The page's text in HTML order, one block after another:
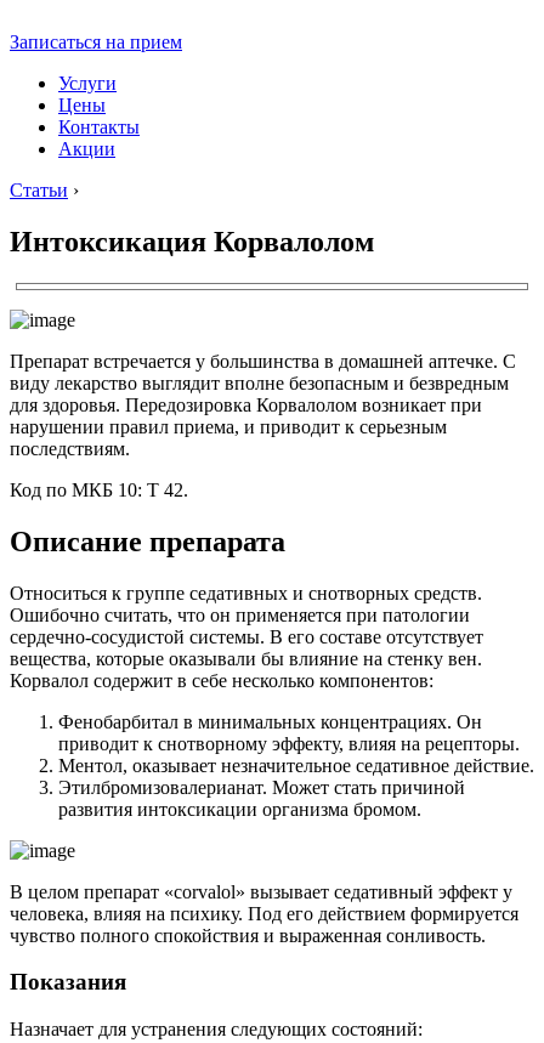
Записаться на прием
Услуги
Цены
Контакты
Акции
Статьи ›
Интоксикация Корвалолом
Препарат встречается у большинства в домашней аптечке. С
виду лекарство выглядит вполне безопасным и безвредным
для здоровья. Передозировка Корвалолом возникает при
нарушении правил приема, и приводит к серьезным
последствиям.
Код по МКБ 10: Т 42.
Описание препарата
Относиться к группе седативных и снотворных средств.
Ошибочно считать, что он применяется при патологии
сердечно-сосудистой системы. В его составе отсутствует
вещества, которые оказывали бы влияние на стенку вен.
Корвалол содержит в себе несколько компонентов:
Фенобарбитал в минимальных концентрациях. Он
приводит к снотворному эффекту, влияя на рецепторы.
Ментол, оказывает незначительное седативное действие.
Этилбромизовалерианат. Может стать причиной
развития интоксикации организма бромом.
В целом препарат «corvalol» вызывает седативный эффект у
человека, влияя на психику. Под его действием формируется
чувство полного спокойствия и выраженная сонливость.
Показания
Назначает для устранения следующих состояний: